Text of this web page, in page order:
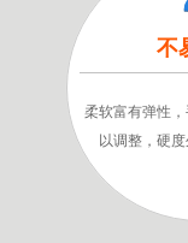
不
柔软富有弹性
以调整，硬